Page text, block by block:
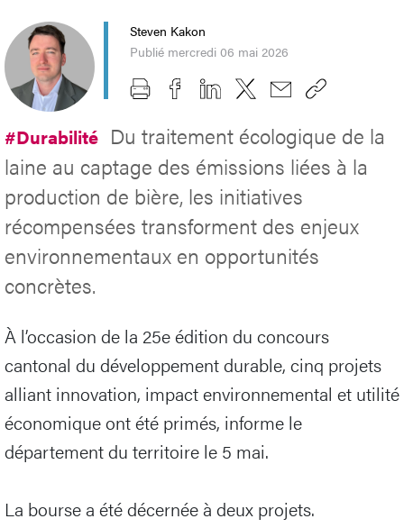
Steven Kakon
Publié mercredi 06 mai 2026
#Durabilité Du traitement écologique de la
laine au captage des émissions liées à la
production de bière, les initiatives
récompensées transforment des enjeux
environnementaux en opportunités
concrètes.
À l’occasion de la 25e édition du concours
cantonal du développement durable, cinq projets
alliant innovation, impact environnemental et utilité
économique ont été primés, informe le
département du territoire le 5 mai.
La bourse a été décernée à deux projets.